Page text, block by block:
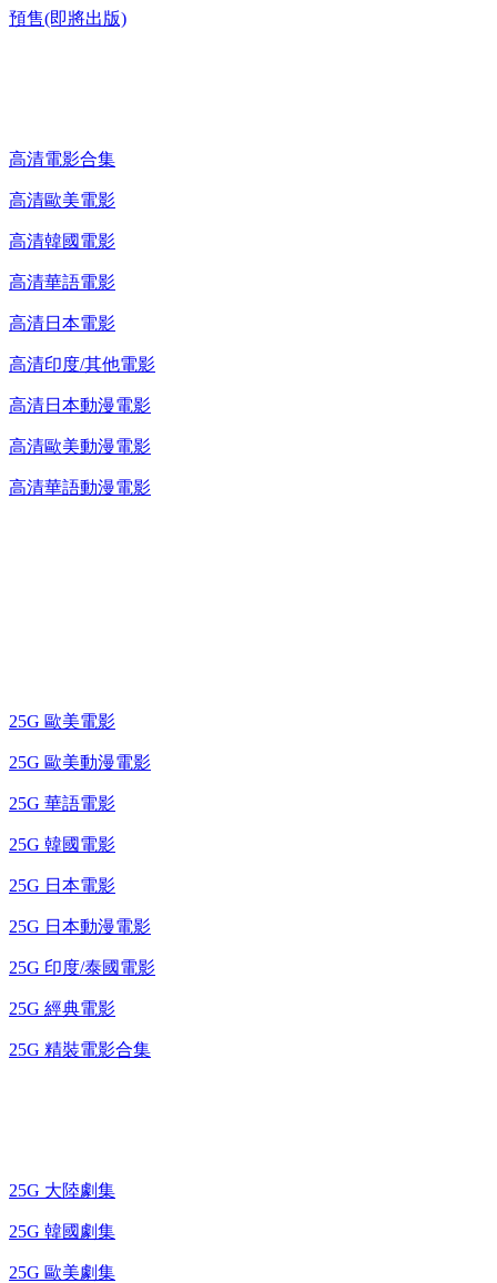
預售(即將出版)
高清電影合集
高清歐美電影
高清韓國電影
高清華語電影
高清日本電影
高清印度/其他電影
高清日本動漫電影
高清歐美動漫電影
高清華語動漫電影
25G 歐美電影
25G 歐美動漫電影
25G 華語電影
25G 韓國電影
25G 日本電影
25G 日本動漫電影
25G 印度/泰國電影
25G 經典電影
25G 精裝電影合集
25G 大陸劇集
25G 韓國劇集
25G 歐美劇集